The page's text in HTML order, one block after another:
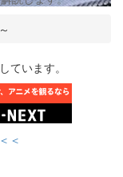
ています。
＜